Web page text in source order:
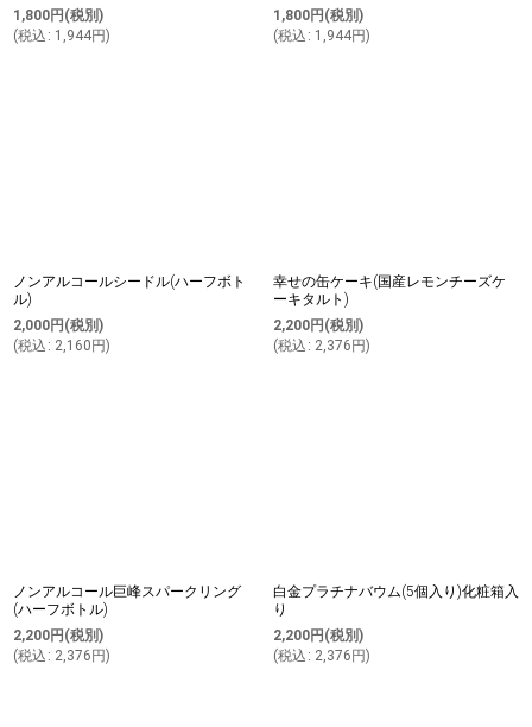
1,800円 (税別)
(税込 : 1,944円)
1,800円 (税別)
(税込 : 1,944円)
ノンアルコールシードル(ハーフボト
ル)
2,000円 (税別)
(税込 : 2,160 円)
幸せの缶ケーキ(国産レモンチーズケ
ーキタルト)
2,200円 (税別)
(税込 : 2,376 円)
ノンアルコール巨峰スパークリング
(ハーフボトル)
2,200円 (税別)
(税込 : 2,376 円)
白金プラチナバウム(5個入り)化粧箱入
り
2,200円 (税別)
(税込 : 2,376 円)